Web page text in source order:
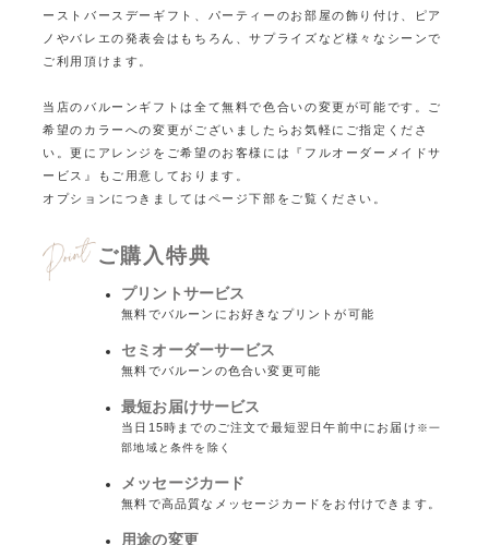
ーストバースデーギフト、パーティーのお部屋の飾り付け、ピア
ノやバレエの発表会はもちろん、サプライズなど様々なシーンで
ご利用頂けます。
当店のバルーンギフトは全て無料で色合いの変更が可能です。ご
希望のカラーへの変更がございましたらお気軽にご指定くださ
い。更にアレンジをご希望のお客様には『フルオーダーメイドサ
ービス』もご用意しております。
オプションにつきましてはページ下部をご覧ください。
ご購入特典
プリントサービス
無料でバルーンにお好きなプリントが可能
セミオーダーサービス
無料でバルーンの色合い変更可能
最短お届けサービス
当日15時までのご注文で最短翌日午前中にお届け ※一
部地域と条件を除く
メッセージカード
無料で高品質なメッセージカードをお付けできます。
用途の変更